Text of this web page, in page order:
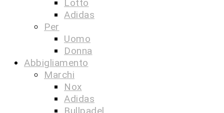
Lotto
Adidas
Per
Uomo
Donna
Abbigliamento
Marchi
Nox
Adidas